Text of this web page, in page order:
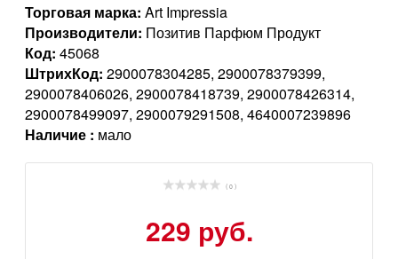
Торговая марка: Art Impressia
Производители: Позитив Парфюм Продукт
Код: 45068
ШтрихКод: 2900078304285, 2900078379399,
2900078406026, 2900078418739, 2900078426314,
2900078499097, 2900079291508, 4640007239896
Наличие : мало
( 0 )
229 руб.